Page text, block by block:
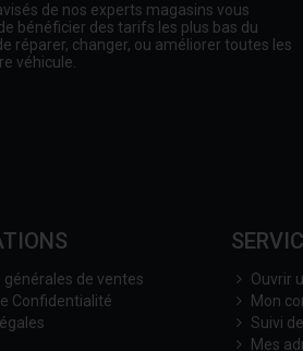
de nos experts magasins vous
bénéficier des tarifs les plus bas du
réparer, changer, ou améliorer toutes les
véhicule.
générales de ventes
Confidentialité
Ouvrir
Mon
Suivi
Mes